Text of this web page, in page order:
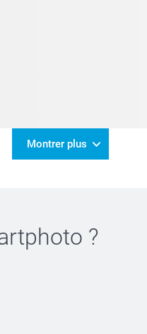
Montrer plus
?